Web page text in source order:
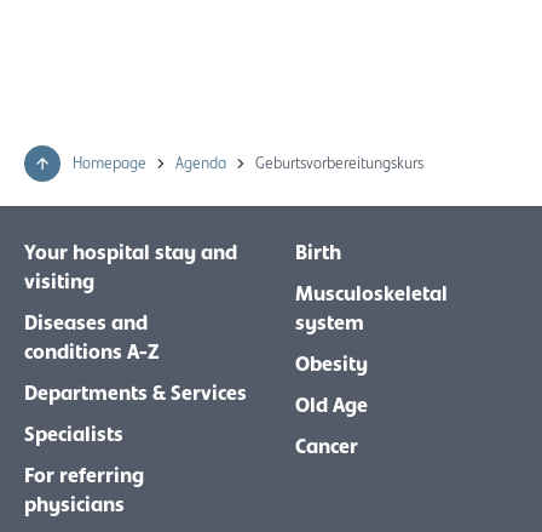
Homepage Agenda Geburtsvorbereitungskurs
Your hospital stay and
visiting
Diseases and
conditions A-Z
Departments & Services
Specialists
For referring
physicians
Birth
Musculoskeletal
system
Obesity
Old Age
Cancer